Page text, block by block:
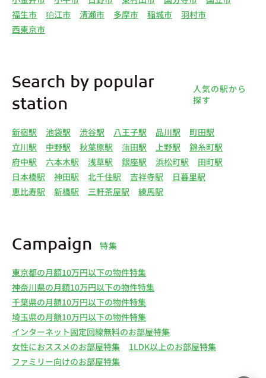
福生市
狛江市 清瀬市 多摩市 稲城市
羽村市
西東京市
Search by popular
station
人気の駅から
探す
新宿駅 池袋駅 渋谷駅 八王子駅 品川駅
町田駅
立川駅
中野駅 秋葉原駅 蒲田駅 上野駅
錦糸町駅
府中駅
六本木駅 浅草駅 銀座駅 浜松町駅
田町駅
日本橋駅
神田駅 北千住駅 吉祥寺駅
日暮里駅
恵比寿駅
新橋駅 三軒茶屋駅 練馬駅
Campaign 特集
東京都の月額10万円以下の物件特集
神奈川県の月額10万円以下の物件特集
千葉県の月額10万円以下の物件特集
埼玉県の月額10万円以下の物件特集
インターネット固定回線無料のお部屋特集
女性におススメのお部屋特集
1LDK以上のお部屋特集
ファミリー向けのお部屋特集